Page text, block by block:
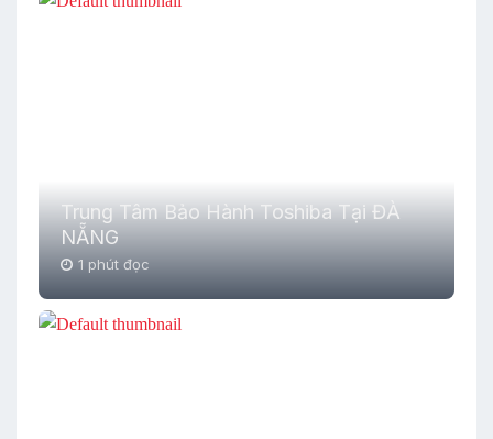
Trung Tâm Bảo Hành Toshiba Tại ĐÀ
NẴNG
1 phút đọc